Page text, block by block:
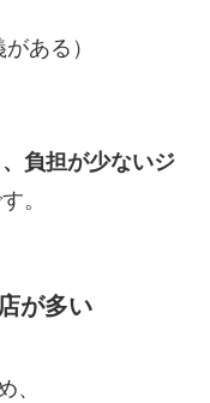
ある）
負担が少ないジ
。
が多い
、